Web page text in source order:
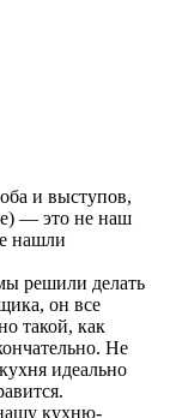
и выступов,
— это не наш
нашли
решили делать
он все
такой, как
Не
идеально
кухню-